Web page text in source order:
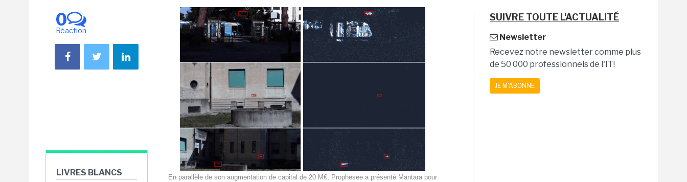
0
Réaction
LIVRES BLANCS
En parallèle de son augmentation de capital de 20 M€, Prophesee a présenté Mantara pour
SUIVRE TOUTE L'ACTUALITÉ
Newsletter
Recevez notre newsletter comme plus
de 50 000 professionnels de l'IT!
JE M'ABONNE